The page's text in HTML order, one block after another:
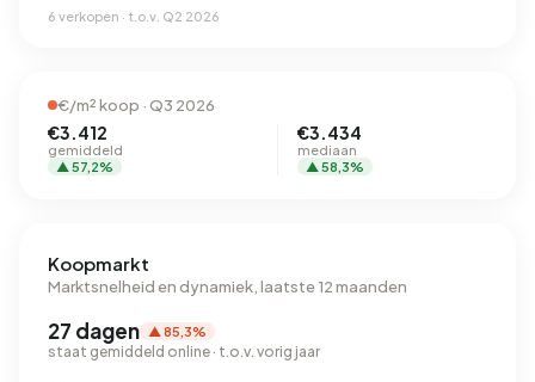
6 verkopen · t.o.v. Q2 2026
€/m² koop · Q3 2026
€3.412
gemiddeld
▲ 57,2%
€3.434
mediaan
▲ 58,3%
Koopmarkt
Marktsnelheid en dynamiek, laatste 12 maanden
27 dagen ▲ 85,3%
staat gemiddeld online · t.o.v. vorig jaar